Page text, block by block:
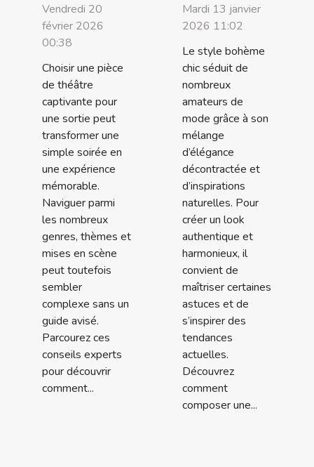
Vendredi 20
février 2026
00:38
Choisir une pièce
de théâtre
captivante pour
une sortie peut
transformer une
simple soirée en
une expérience
mémorable.
Naviguer parmi
les nombreux
genres, thèmes et
mises en scène
peut toutefois
sembler
complexe sans un
guide avisé.
Parcourez ces
conseils experts
pour découvrir
comment...
Mardi 13 janvier
2026 11:02
Le style bohème
chic séduit de
nombreux
amateurs de
mode grâce à son
mélange
d’élégance
décontractée et
d’inspirations
naturelles. Pour
créer un look
authentique et
harmonieux, il
convient de
maîtriser certaines
astuces et de
s’inspirer des
tendances
actuelles.
Découvrez
comment
composer une...